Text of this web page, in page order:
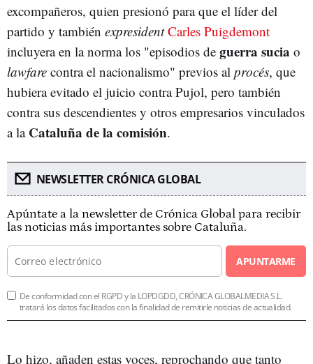
excompañeros, quien presionó para que el líder del
partido y también expresident Carles Puigdemont
incluyera en la norma los "episodios de guerra sucia o
lawfare contra el nacionalismo" previos al procés, que
hubiera evitado el juicio contra Pujol, pero también
contra sus descendientes y otros empresarios vinculados
a la Cataluña de la comisión.
NEWSLETTER CRÓNICA GLOBAL
Apúntate a la newsletter de Crónica Global para recibir
las noticias más importantes sobre Cataluña.
APUNTARME
De conformidad con el RGPD y la LOPDGDD, CRÓNICA GLOBALMEDIA S.L.
tratará los datos facilitados con la finalidad de remitirle noticias de actualidad.
Lo hizo, añaden estas voces, reprochando que tanto